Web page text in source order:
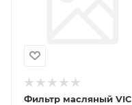
Фильтр масляный VIC